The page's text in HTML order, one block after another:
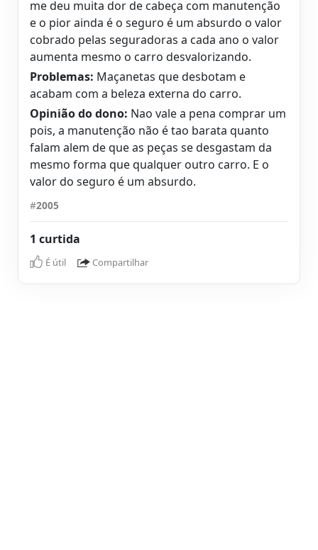
me deu muita dor de cabeça com manutenção
e o pior ainda é o seguro é um absurdo o valor
cobrado pelas seguradoras a cada ano o valor
aumenta mesmo o carro desvalorizando.
Problemas: Maçanetas que desbotam e
acabam com a beleza externa do carro.
Opinião do dono: Nao vale a pena comprar um
pois, a manutenção não é tao barata quanto
falam alem de que as peças se desgastam da
mesmo forma que qualquer outro carro. E o
valor do seguro é um absurdo.
#2005
1 curtida
É útil Compartilhar